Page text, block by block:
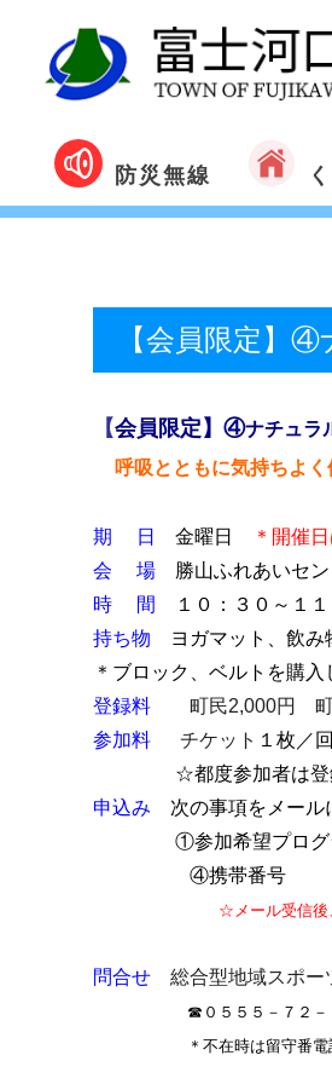
防災無線
【会員限定】④
【会員限定】④ナチュラ
呼吸とともに気持ちよ
期 日 金曜日
＊開催
会 場 勝山ふれあいセ
時 間
１０：３０～１１
持ち物
ヨガマット、飲み
＊ブロック、ベルトを購
登録料
町民2,000円 町
参加料 チケット １枚／
☆都度参加者は登録
申込み
次の事項をメール
①参加希望プログ
④携帯番号
☆メール受信後、折り返し
問合せ 総合型地域スポ
☎０５５５－７２－４
＊不在時は留守番電話に